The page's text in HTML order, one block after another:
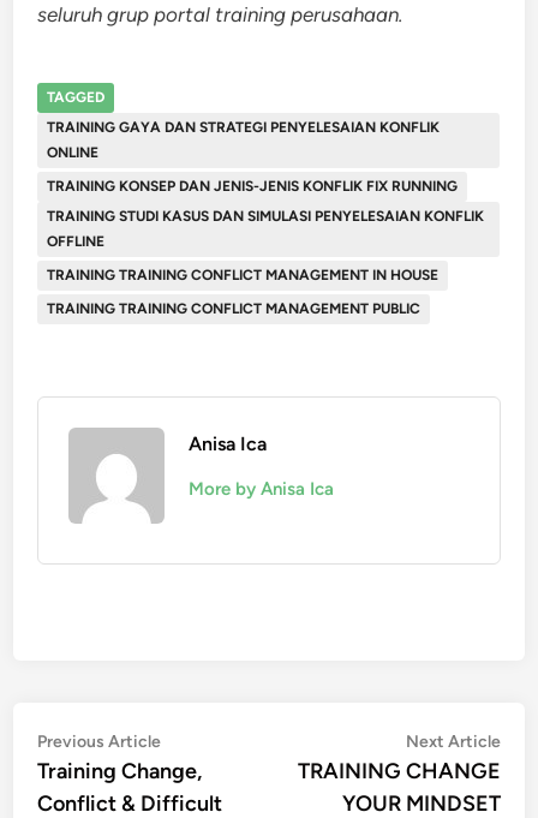
seluruh grup portal training perusahaan.
TAGGED
TRAINING GAYA DAN STRATEGI PENYELESAIAN KONFLIK
ONLINE
TRAINING KONSEP DAN JENIS-JENIS KONFLIK FIX RUNNING
TRAINING STUDI KASUS DAN SIMULASI PENYELESAIAN KONFLIK
OFFLINE
TRAINING TRAINING CONFLICT MANAGEMENT IN HOUSE
TRAINING TRAINING CONFLICT MANAGEMENT PUBLIC
Anisa Ica
More by Anisa Ica
Post
navigation
Previous ArticlePrevious
article:
Training Change,
Conflict & Difficult
Next Article
TRAINING CHANGE
YOUR MINDSET